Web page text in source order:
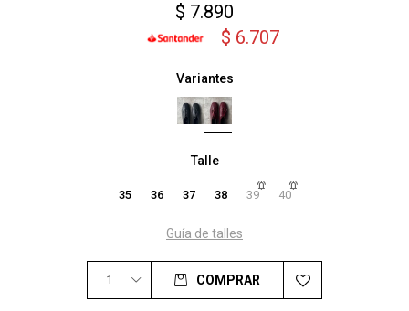
$ 7.890
$ 6.707
Variantes
Talle
35 36 37 38 39 40
Guía de talles
1 COMPRAR